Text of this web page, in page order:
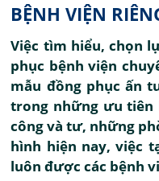
BỆNH VIỆN
Việc tìm hiểu, chọn
phục bệnh viện
mẫu đồng phục ấn
trong những ưu tiên
công và tư, những
hình hiện nay, việc
luôn được các bệnh